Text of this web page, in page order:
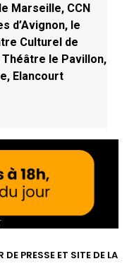
Marseille, CCN
d’Avignon, le
Culturel de
le Pavillon,
Elancourt
DE PRESSE ET SITE DE LA